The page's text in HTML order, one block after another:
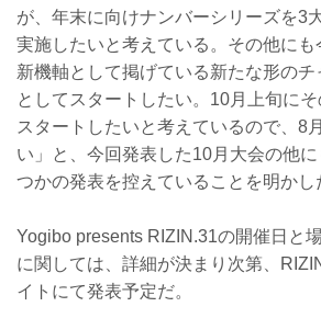
が、年末に向けナンバーシリーズを3
実施したいと考えている。その他にも
新機軸として掲げている新たな形のチ
としてスタートしたい。10月上旬に
スタートしたいと考えているので、8
い」と、今回発表した10月大会の他に
つかの発表を控えていることを明かし
Yogibo presents RIZIN.31の開催日と
に関しては、詳細が決まり次第、
イトにて発表予定だ。